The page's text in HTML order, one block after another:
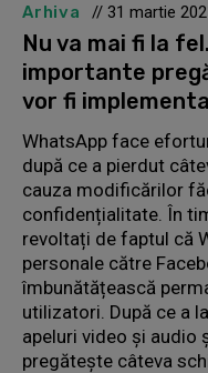
Arhiva // 31 martie
Nu va mai fi la
importante
vor fi
WhatsApp face
după ce a pierdut
cauza modificărilor
confidențialitate. În
revoltați de faptul că
personale către
îmbunătățească
utilizatori. După ce a
apeluri video și audio
pregătește câteva